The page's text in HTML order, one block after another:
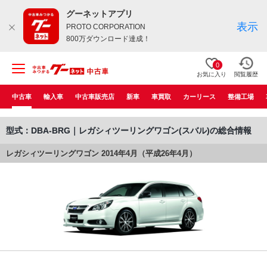
グーネットアプリ
PROTO CORPORATION
800万ダウンロード達成！
表示
0
お気に入り 閲覧履歴
中古車 輸入車 中古車販売店 新車 車買取 カーリース 整備工場
型式：DBA-BRG｜レガシィツーリングワゴン(スバル)の総合情報
レガシィツーリングワゴン 2014年4月（平成26年4月）